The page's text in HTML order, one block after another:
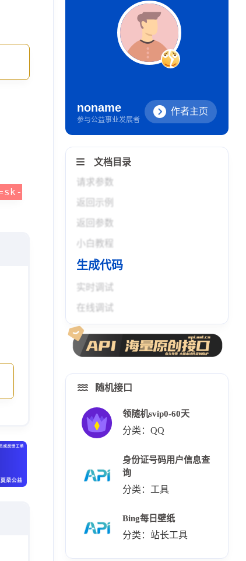
作者主页
noname
参与公益事业发展者
文档目录
请求参数
返回示例
返回参数
小白教程
生成代码
实时调试
在线调试
随机接口
领随机svip0-60天
分类：QQ
身份证号码用户信息查
询
分类：工具
Bing每日壁纸
分类：站长工具